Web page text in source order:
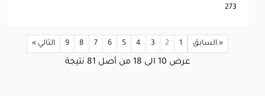
273
« السابق 1
2
3
4
5
6
7
8
9 التالي »
عرض 10 الى 18 من أصل 81 نتيجة